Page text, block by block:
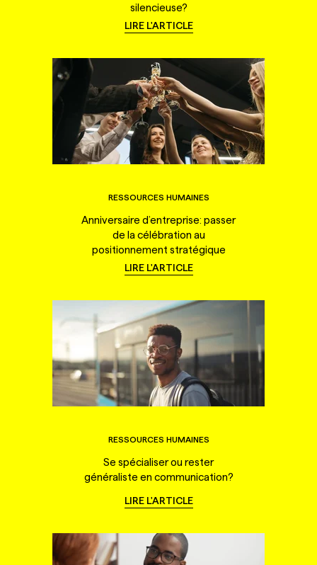
silencieuse?
LIRE L'ARTICLE
RESSOURCES HUMAINES
Anniversaire d’entreprise: passer
de la célébration au
positionnement stratégique
LIRE L'ARTICLE
RESSOURCES HUMAINES
Se spécialiser ou rester
généraliste en communication?
LIRE L'ARTICLE